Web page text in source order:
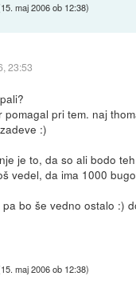
15. maj 2006 ob 12:38)
23:53
pomagal pri tem. naj
:)
je to, da so ali bodo
vedel, da ima 1000
bo še vedno ostalo :)
15. maj 2006 ob 12:38)